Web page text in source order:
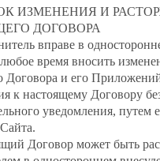
ИЗМЕНЕНИЯ И
ДОГОВОРА
вправе в
время вносить
Договора и его
к настоящему Договору
уведомления, путем
Договор может быть